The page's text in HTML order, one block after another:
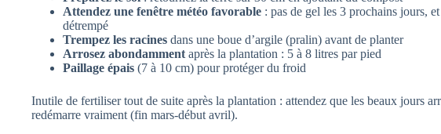
Attendez une fenêtre météo favorable : pas de gel les 3 prochains jours,
détrempé
Trempez les racines dans une boue d’argile (pralin) avant de planter
Arrosez abondamment après la plantation : 5 à 8 litres par pied
Paillage épais (7 à 10 cm) pour protéger du froid
Inutile de fertiliser tout de suite après la plantation : attendez que les beaux jours
redémarre vraiment (fin mars-début avril).